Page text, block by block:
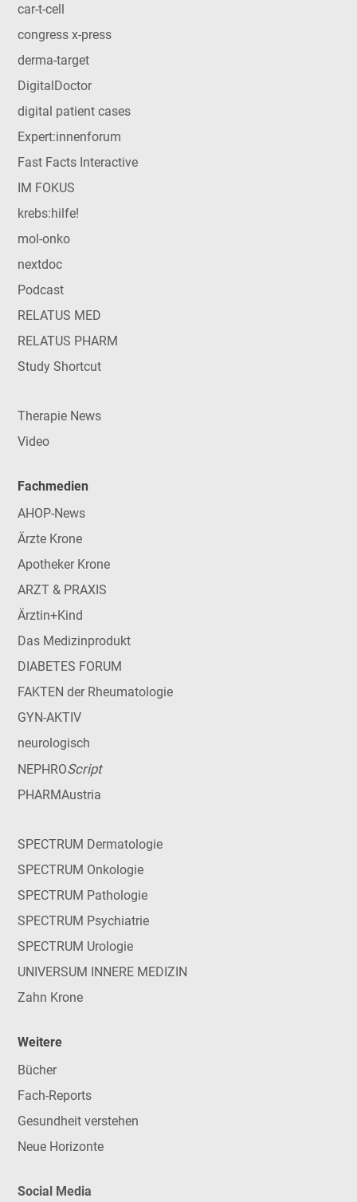
car-t-cell
congress x-press
derma-target
DigitalDoctor
digital patient cases
Expert:innenforum
Fast Facts Interactive
IM FOKUS
krebs:hilfe!
mol-onko
nextdoc
Podcast
RELATUS MED
RELATUS PHARM
Study Shortcut
Therapie News
Video
Fachmedien
AHOP-News
Ärzte Krone
Apotheker Krone
ARZT & PRAXIS
Ärztin+Kind
Das Medizinprodukt
DIABETES FORUM
FAKTEN der Rheumatologie
GYN-AKTIV
neurologisch
NEPHROScript
PHARMAustria
SPECTRUM Dermatologie
SPECTRUM Onkologie
SPECTRUM Pathologie
SPECTRUM Psychiatrie
SPECTRUM Urologie
UNIVERSUM INNERE MEDIZIN
Zahn Krone
Weitere
Bücher
Fach-Reports
Gesundheit verstehen
Neue Horizonte
Social Media